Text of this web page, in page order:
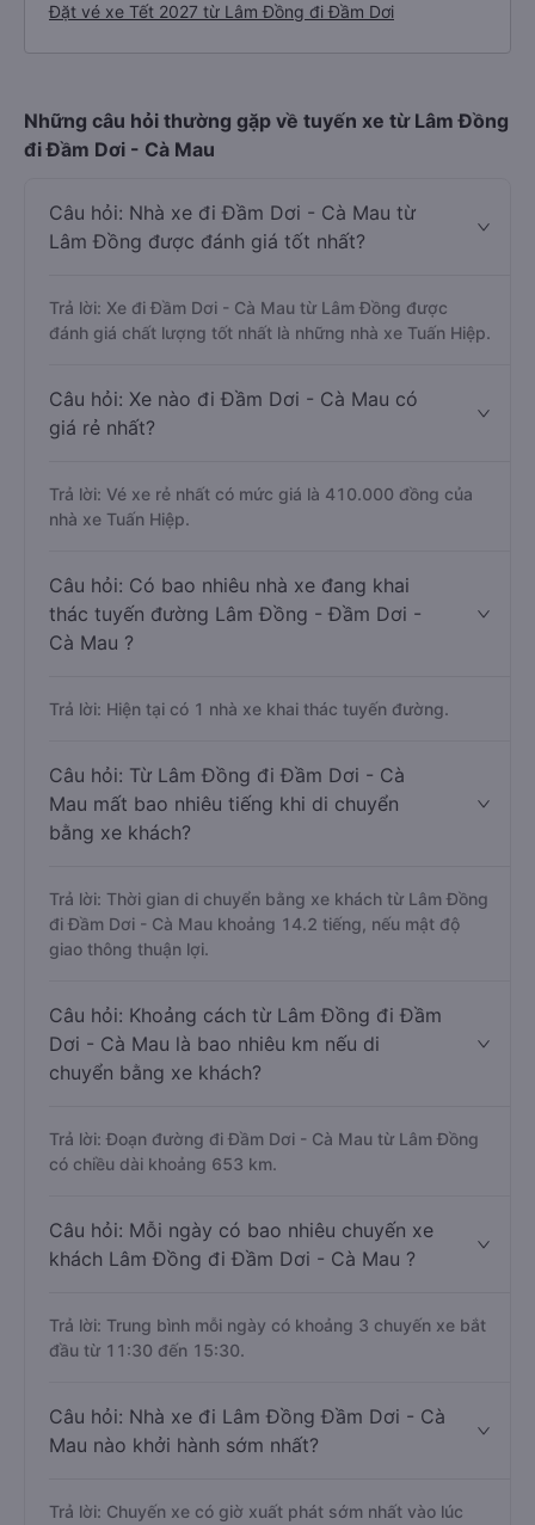
Đặt vé xe Tết 2027 từ Lâm Đồng đi Đầm Dơi
Những câu hỏi thường gặp về tuyến xe từ Lâm Đồng
đi Đầm Dơi - Cà Mau
Câu hỏi: Nhà xe đi Đầm Dơi - Cà Mau từ
Lâm Đồng được đánh giá tốt nhất?
Trả lời: Xe đi Đầm Dơi - Cà Mau từ Lâm Đồng được
đánh giá chất lượng tốt nhất là những nhà xe Tuấn Hiệp.
Câu hỏi: Xe nào đi Đầm Dơi - Cà Mau có
giá rẻ nhất?
Trả lời: Vé xe rẻ nhất có mức giá là 410.000 đồng của
nhà xe Tuấn Hiệp.
Câu hỏi: Có bao nhiêu nhà xe đang khai
thác tuyến đường Lâm Đồng - Đầm Dơi -
Cà Mau ?
Trả lời: Hiện tại có 1 nhà xe khai thác tuyến đường.
Câu hỏi: Từ Lâm Đồng đi Đầm Dơi - Cà
Mau mất bao nhiêu tiếng khi di chuyển
bằng xe khách?
Trả lời: Thời gian di chuyển bằng xe khách từ Lâm Đồng
đi Đầm Dơi - Cà Mau khoảng 14.2 tiếng, nếu mật độ
giao thông thuận lợi.
Câu hỏi: Khoảng cách từ Lâm Đồng đi Đầm
Dơi - Cà Mau là bao nhiêu km nếu di
chuyển bằng xe khách?
Trả lời: Đoạn đường đi Đầm Dơi - Cà Mau từ Lâm Đồng
có chiều dài khoảng 653 km.
Câu hỏi: Mỗi ngày có bao nhiêu chuyến xe
khách Lâm Đồng đi Đầm Dơi - Cà Mau ?
Trả lời: Trung bình mỗi ngày có khoảng 3 chuyến xe bắt
đầu từ 11:30 đến 15:30.
Câu hỏi: Nhà xe đi Lâm Đồng Đầm Dơi - Cà
Mau nào khởi hành sớm nhất?
Trả lời: Chuyến xe có giờ xuất phát sớm nhất vào lúc